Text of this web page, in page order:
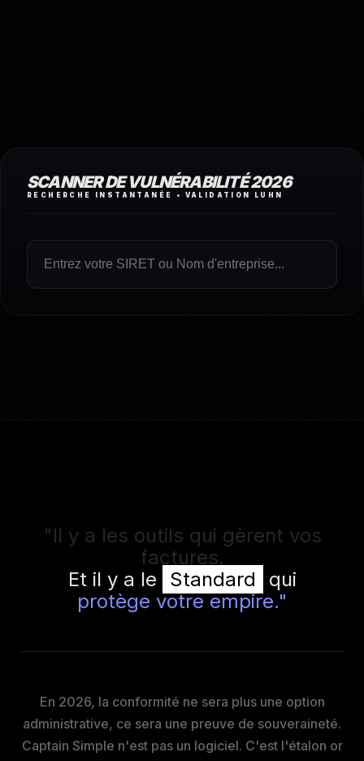
SCANNER DE VULNÉRABILITÉ 2026
RECHERCHE INSTANTANÉE • VALIDATION LUHN
"Il y a les outils qui gèrent vos
factures.
Et il y a le
Standard
qui
protège votre empire."
En 2026, la conformité ne sera plus une option
administrative, ce sera une preuve de souveraineté.
Captain Simple n'est pas un logiciel. C'est l'étalon or